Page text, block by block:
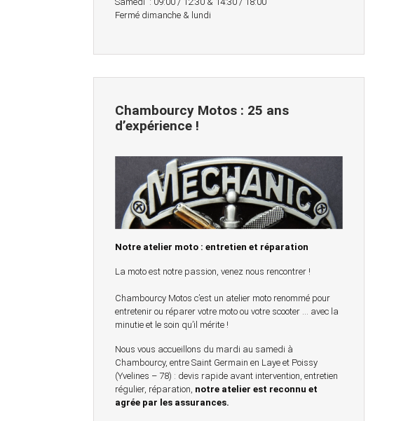
Fermé dimanche & lundi
Chambourcy Motos : 25 ans
d’expérience !
Notre atelier moto : entretien et réparation
La moto est notre passion, venez nous rencontrer !
Chambourcy Motos c’est un atelier moto renommé pour
entretenir ou réparer votre moto ou votre scooter … avec la
minutie et le soin qu’il mérite !
Nous vous accueillons du mardi au samedi à
Chambourcy, entre Saint Germain en Laye et Poissy
(Yvelines – 78) : devis rapide avant intervention, entretien
régulier, réparation, notre atelier est reconnu et
agrée par les assurances.